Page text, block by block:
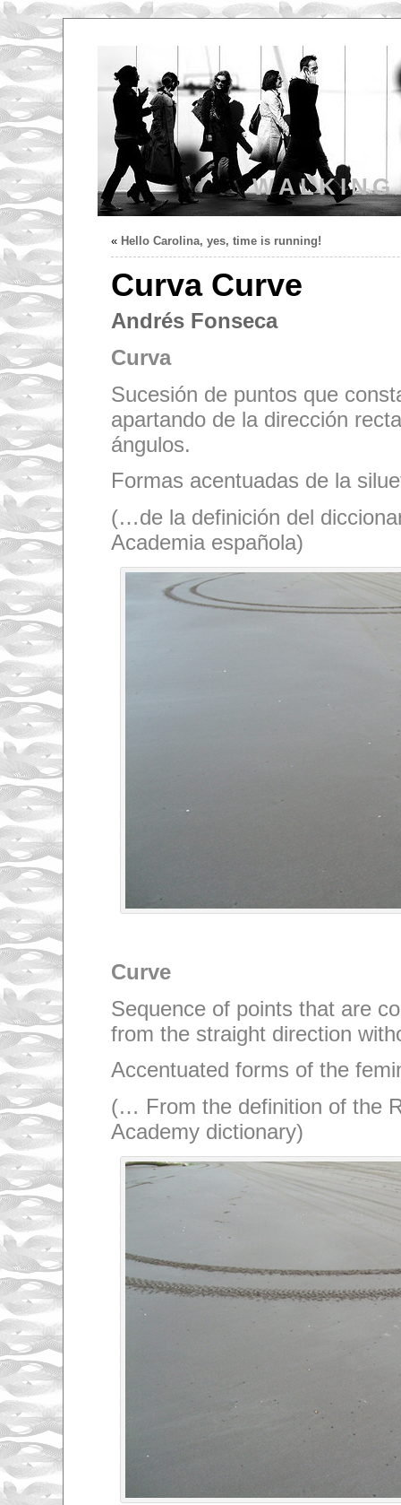
« Hello Carolina, yes, time is running!
Curva Curve
Andrés Fonseca
Curva
Sucesión de puntos que
apartando de la dirección
ángulos.
Formas acentuadas de la
(…de la definición del
Academia española)
Curve
Sequence of points that are
from the straight direction
Accentuated forms of the
(… From the definition of the
Academy dictionary)